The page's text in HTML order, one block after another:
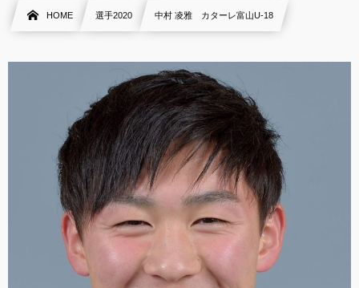
HOME 選手2020 中村 凌雅 カターレ富山U-18